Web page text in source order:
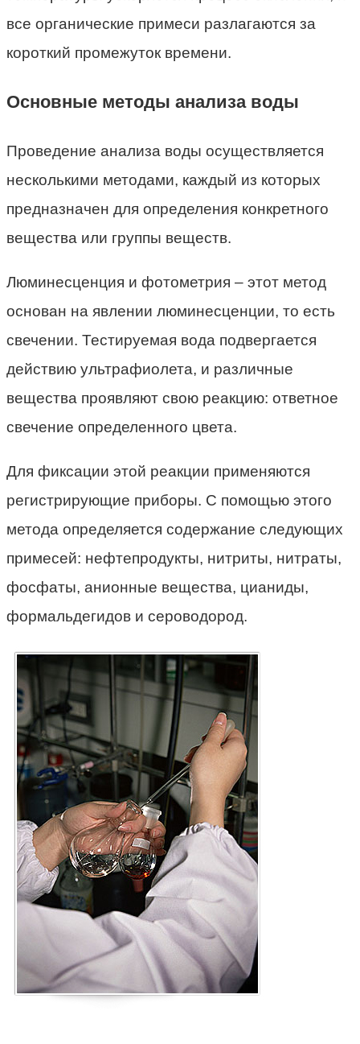
все органические примеси разлагаются за
короткий промежуток времени.
Основные методы анализа воды
Проведение анализа воды осуществляется
несколькими методами, каждый из которых
предназначен для определения конкретного
вещества или группы веществ.
Люминесценция и фотометрия – этот метод
основан на явлении люминесценции, то есть
свечении. Тестируемая вода подвергается
действию ультрафиолета, и различные
вещества проявляют свою реакцию: ответное
свечение определенного цвета.
Для фиксации этой реакции применяются
регистрирующие приборы. С помощью этого
метода определяется содержание следующих
примесей: нефтепродукты, нитриты, нитраты,
фосфаты, анионные вещества, цианиды,
формальдегидов и сероводород.